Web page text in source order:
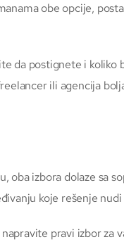
obe opcije,
da postignete i koliko
ili agencija
oba izbora dolaze sa
koje rešenje
pravi izbor za